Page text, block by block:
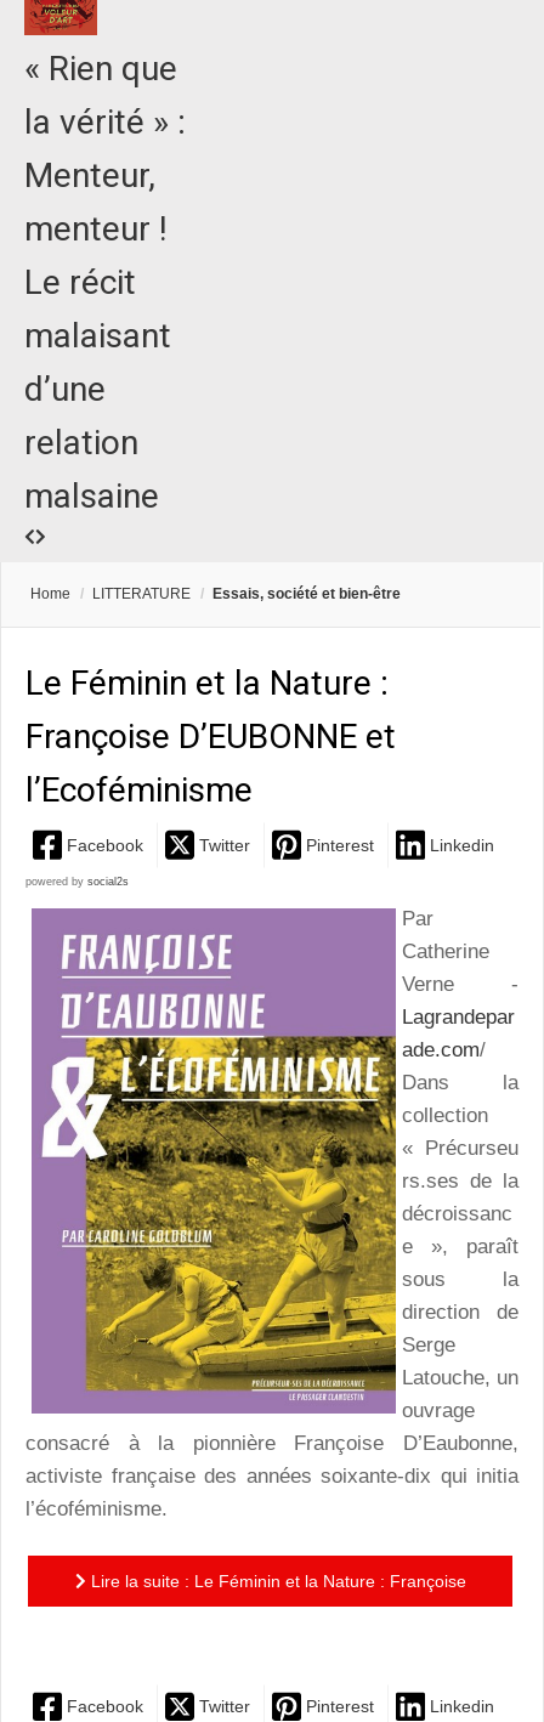
« Rien que
la vérité » :
Menteur,
menteur !
Le récit
malaisant
d’une
relation
malsaine
Home / LITTERATURE / Essais, société et bien-être
Le Féminin et la Nature :
Françoise D’EUBONNE et
l’Ecoféminisme
Facebook Twitter Pinterest Linkedin
powered by social2s
Par
Catherine
Verne -
Lagrandepar
ade.com/
Dans la
collection
« Précurseu
rs.ses de la
décroissanc
e », paraît
sous la
direction de
Serge
Latouche, un
ouvrage
consacré à la pionnière Françoise D’Eaubonne,
activiste française des années soixante-dix qui initia
l’écoféminisme.
Lire la suite : Le Féminin et la Nature : Françoise
Facebook Twitter Pinterest Linkedin